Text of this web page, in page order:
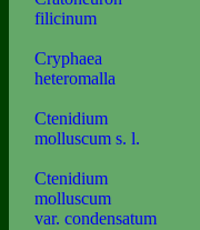
filicinum
Cryphaea
heteromalla
Ctenidium
molluscum s. l.
Ctenidium
molluscum
var. condensatum